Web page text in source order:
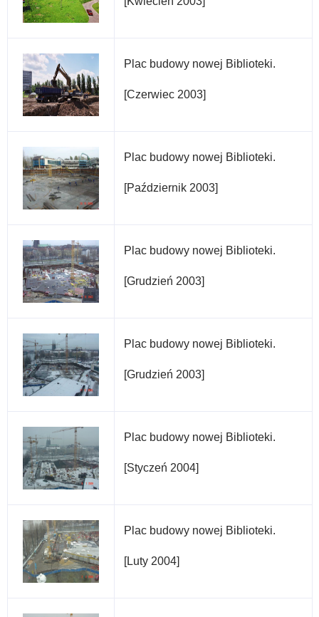
Plac budowy nowej Biblioteki.
[Czerwiec 2003]
Plac budowy nowej Biblioteki.
[Październik 2003]
Plac budowy nowej Biblioteki.
[Grudzień 2003]
Plac budowy nowej Biblioteki.
[Grudzień 2003]
Plac budowy nowej Biblioteki.
[Styczeń 2004]
Plac budowy nowej Biblioteki.
[Luty 2004]